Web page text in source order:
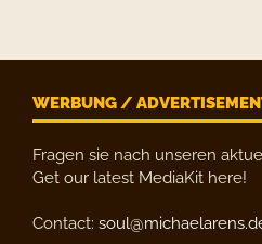
WERBUNG /
Fragen sie nach unseren
Get our latest MediaKit here!
Contact: